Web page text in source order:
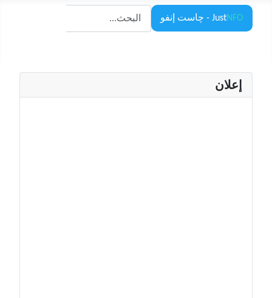
JustNFO - چاست إنفو
البحث
إعلان